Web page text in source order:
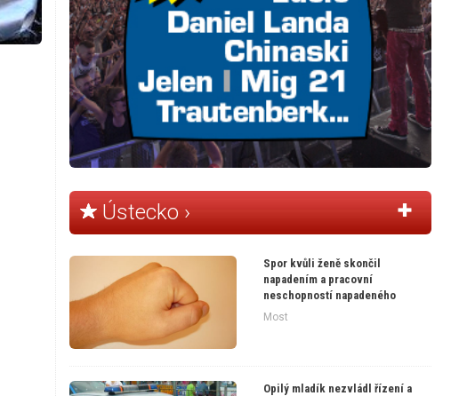
Ústecko ›
Spor kvůli ženě skončil
napadením a pracovní
neschopností napadeného
Most
Opilý mladík nezvládl řízení a